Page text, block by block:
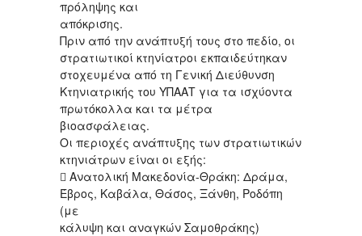
πρόληψης και
απόκρισης.
Πριν από την ανάπτυξή τους στο πεδίο, οι
στρατιωτικοί κτηνίατροι εκπαιδεύτηκαν
στοχευμένα από τη Γενική Διεύθυνση
Κτηνιατρικής του ΥΠΑΑΤ για τα ισχύοντα
πρωτόκολλα και τα μέτρα
βιοασφάλειας.
Οι περιοχές ανάπτυξης των στρατιωτικών
κτηνιάτρων είναι οι εξής:
 Ανατολική Μακεδονία-Θράκη: Δράμα,
Έβρος, Καβάλα, Θάσος, Ξάνθη, Ροδόπη
(με
κάλυψη και αναγκών Σαμοθράκης)